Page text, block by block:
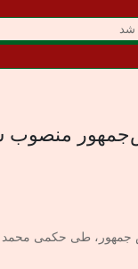
شد
منصوب
جمهور، طی حکمی محمد